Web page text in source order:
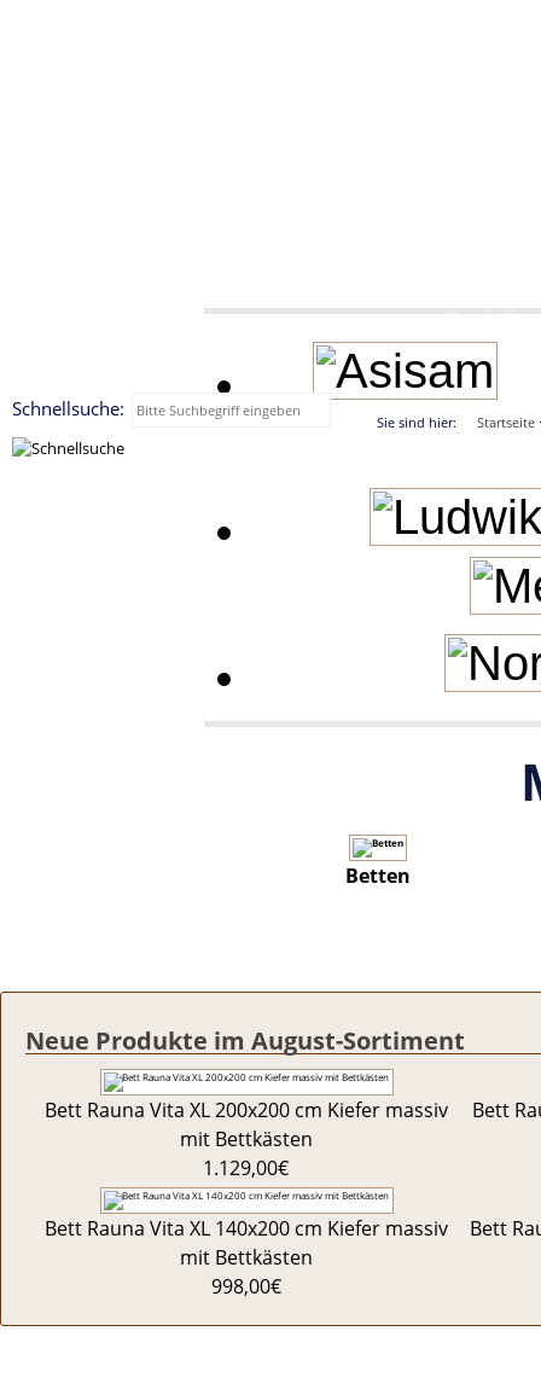
Hauptseite
Schnellsuche:
Sie sind hier: Startseite
Betten
Neue Produkte im August-Sortiment
Bett Rauna Vita XL 200x200 cm Kiefer massiv
mit Bettkästen
1.129,00€
Bett
Bett Rauna Vita XL 140x200 cm Kiefer massiv
mit Bettkästen
998,00€
Bett